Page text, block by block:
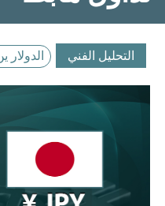
التحليل الفني الدولار